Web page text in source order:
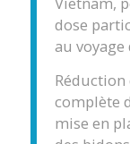
dose
au voyage
complète
mise en